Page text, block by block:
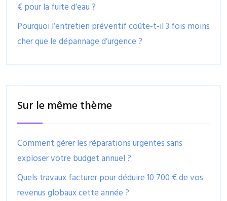
€ pour la fuite d’eau ?
Pourquoi l’entretien préventif coûte-t-il 3 fois moins
cher que le dépannage d’urgence ?
Sur le même thème
Comment gérer les réparations urgentes sans
exploser votre budget annuel ?
Quels travaux facturer pour déduire 10 700 € de vos
revenus globaux cette année ?